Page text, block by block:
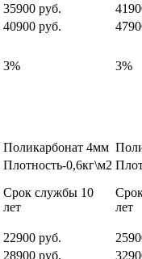
35900 руб.
40900 руб.
3% 3%
Поликарбонат 4мм
Плотность-0,6кг\м2
Срок службы 10
лет
лет
22900 руб.
28900 руб.